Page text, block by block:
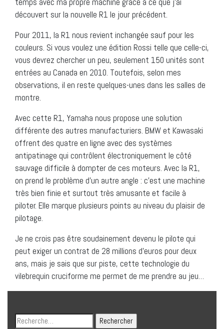
découvert sur la nouvelle R1 le jour précédent.
Pour 2011, la R1 nous revient inchangée sauf pour les
couleurs. Si vous voulez une édition Rossi telle que celle-ci,
vous devrez chercher un peu, seulement 150 unités sont
entrées au Canada en 2010. Toutefois, selon mes
observations, il en reste quelques-unes dans les salles de
montre.
Avec cette R1, Yamaha nous propose une solution
différente des autres manufacturiers. BMW et Kawasaki
offrent des quatre en ligne avec des systèmes
antipatinage qui contrôlent électroniquement le côté
sauvage difficile à dompter de ces moteurs. Avec la R1,
on prend le problème d’un autre angle : c’est une machine
très bien finie et surtout très amusante et facile à
piloter. Elle marque plusieurs points au niveau du plaisir de
pilotage.
Je ne crois pas être soudainement devenu le pilote qui
peut exiger un contrat de 28 millions d’euros pour deux
ans, mais je sais que sur piste, cette technologie du
vilebrequin cruciforme me permet de me prendre au jeu…